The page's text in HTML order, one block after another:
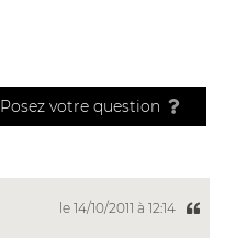
Posez votre question
le 14/10/2011 à 12:14